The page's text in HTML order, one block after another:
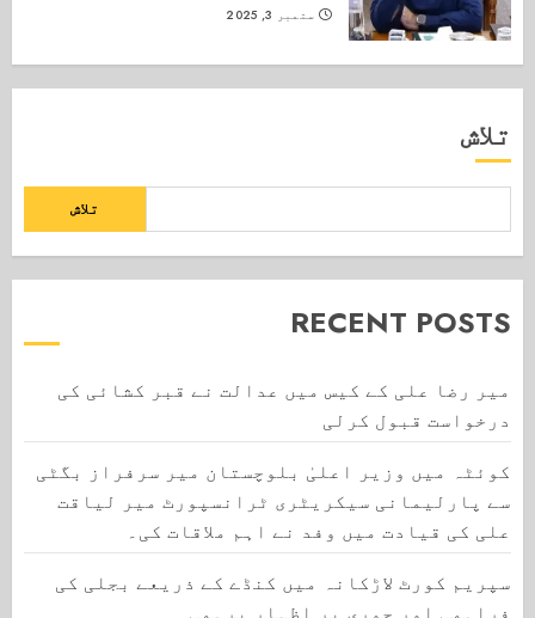
ستمبر 3, 2025
تلاش
تلاش
RECENT POSTS
میر رضا علی کے کیس میں عدالت نے قبر کشائی کی
درخواست قبول کرلی
کوئٹہ میں وزیر اعلیٰ بلوچستان میر سرفراز بگٹی
سے پارلیمانی سیکریٹری ٹرانسپورٹ میر لیاقت
علی کی قیادت میں وفد نے اہم ملاقات کی۔
سپریم کورٹ لاڑکانہ میں کنڈے کے ذریعے بجلی کی
فراہمی اور چوری پر اظہار برہمی